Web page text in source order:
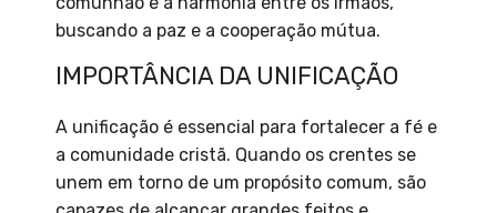
buscando a paz e a cooperação mútua.
IMPORTÂNCIA DA UNIFICAÇÃO
A unificação é essencial para fortalecer a fé e
a comunidade cristã. Quando os crentes se
unem em torno de um propósito comum, são